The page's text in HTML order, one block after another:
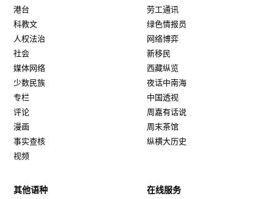
港台
科教文
人权法治
社会
媒体网络
少数民族
专栏
评论
漫画
事实查核
视频
劳工通讯
绿色情报员
网络博弈
新移民
西藏纵览
夜话中南海
中国透视
周嘉有话说
周末茶馆
纵横大历史
其他语种 在线服务